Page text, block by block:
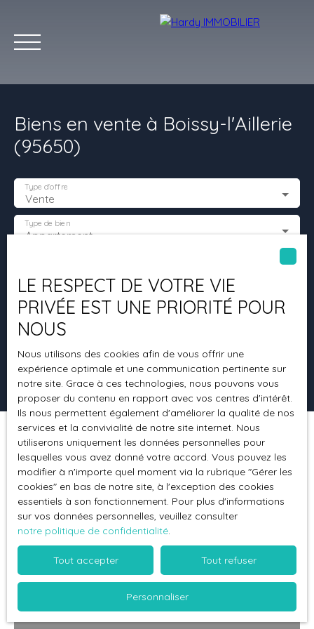
Accueil Les villes qu'on aime
Biens en vente à Boissy-l'Aillerie
(95650)
Vente
Type d'offre
Appartement
Type de bien
Budget max (€)
Surface min (m²)
Rechercher
Pertinence
Trier par Créer une alerte
LE RESPECT DE VOTRE VIE
PRIVÉE EST UNE PRIORITÉ POUR
NOUS
Nous utilisons des cookies afin de vous offrir une
expérience optimale et une communication pertinente sur
notre site. Grace à ces technologies, nous pouvons vous
proposer du contenu en rapport avec vos centres d'intérêt.
Ils nous permettent également d'améliorer la qualité de nos
services et la convivialité de notre site internet. Nous
utiliserons uniquement les données personnelles pour
lesquelles vous avez donné votre accord. Vous pouvez les
modifier à n'importe quel moment via la rubrique ″Gérer les
cookies″ en bas de notre site, à l'exception des cookies
essentiels à son fonctionnement. Pour plus d'informations
sur vos données personnelles, veuillez consulter
notre politique de confidentialité.
Tout accepter Tout refuser
Personnaliser